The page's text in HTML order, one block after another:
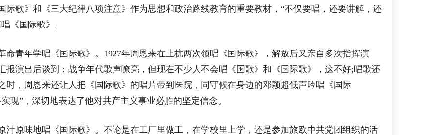
歌》和《三大纪律八项注意》作为思想和政治路线教育的重要教材，“不仅要唱，还要讲解，还
《国际歌》。
青年学唱《国际歌》。1927年周恩来在上杭两次领唱《国际歌》，解放后又亲自多次指挥演
报演出后谈到：战争年代歌声嘹亮，但现在不少人不会唱《国歌》和《国际歌》，这不好;唱歌还
时，周恩来还让人把《国际歌》的唱片带到医院，同守候在身边的邓颖超低声吟唱《国际
现”，深切地表达了他对共产主义事业必胜的坚定信念。
原味地唱《国际歌》。不论是在工厂里做工，在学校里上学，还是参加旅欧中共党团组织的活